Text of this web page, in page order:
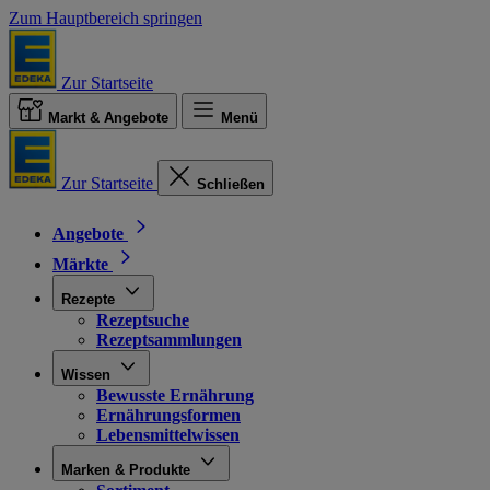
Zum Hauptbereich springen
Zur Startseite
Markt & Angebote Menü
Zur Startseite Schließen
Angebote
Märkte
Rezepte
Rezeptsuche
Rezeptsammlungen
Wissen
Bewusste Ernährung
Ernährungsformen
Lebensmittelwissen
Marken & Produkte